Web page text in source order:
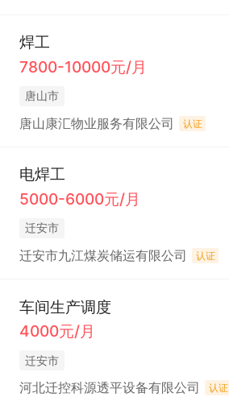
焊工
7800-10000元/月
唐山市
唐山康汇物业服务有限公司 认证
电焊工
5000-6000元/月
迁安市
迁安市九江煤炭储运有限公司 认证
车间生产调度
4000元/月
迁安市
河北迁控科源透平设备有限公司 认证